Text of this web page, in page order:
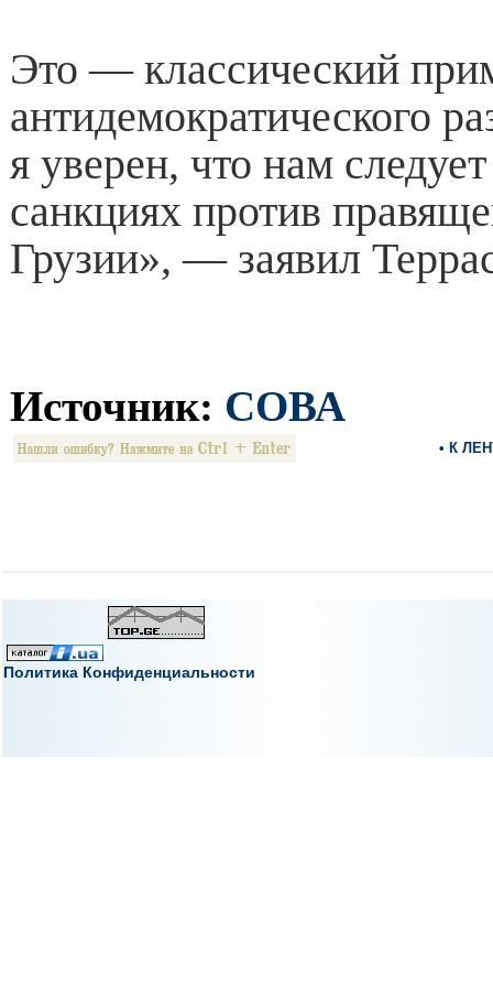
Это — классический
антидемократического
я уверен, что нам
санкциях против
Грузии», — заявил
Источник: СОВА
• К
Политика Конфиденциальности